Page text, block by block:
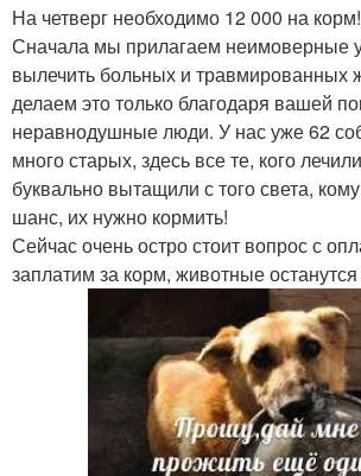
На четверг необходимо 12 000 на корм!
Сначала мы прилагаем неимоверные
вылечить больных и травмированных
делаем это только благодаря вашей
неравнодушные люди. У нас уже 62
много старых, здесь все те, кого
буквально вытащили с того света,
шанс, их нужно кормить!
Сейчас очень остро стоит вопрос с
заплатим за корм, животные